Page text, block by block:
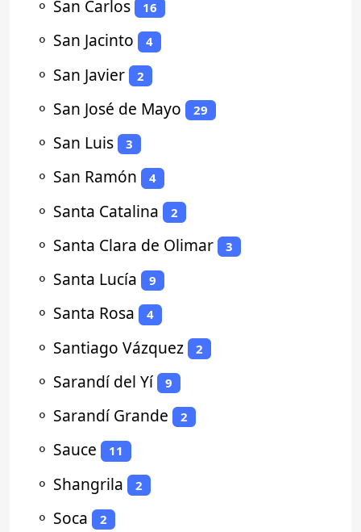
⚬ San Carlos 16
⚬ San Jacinto 4
⚬ San Javier 2
⚬ San José de Mayo 29
⚬ San Luis 3
⚬ San Ramón 4
⚬ Santa Catalina 2
⚬ Santa Clara de Olimar 3
⚬ Santa Lucía 9
⚬ Santa Rosa 4
⚬ Santiago Vázquez 2
⚬ Sarandí del Yí 9
⚬ Sarandí Grande 2
⚬ Sauce 11
⚬ Shangrila 2
⚬ Soca 2